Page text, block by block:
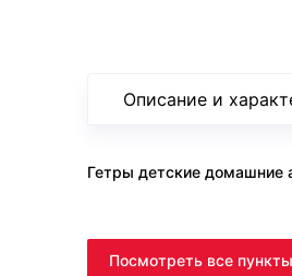
Описание и
Гетры детские домашние
Посмотреть все